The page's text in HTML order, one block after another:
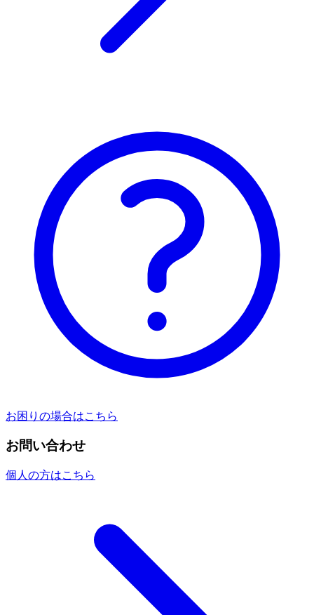
お困りの場合はこちら
お問い合わせ
個人の方はこちら